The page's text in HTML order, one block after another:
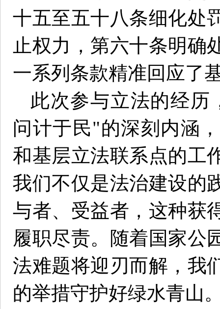
十五至五十八条细化处
止权力，第六十条明确
一系列条款精准回应了
此次参与立法的经历
问计于民"的深刻内涵
和基层立法联系点的工
我们不仅是法治建设的
与者、受益者，这种获
履职尽责。随着国家公
法难题将迎刃而解，我
的举措守护好绿水青山